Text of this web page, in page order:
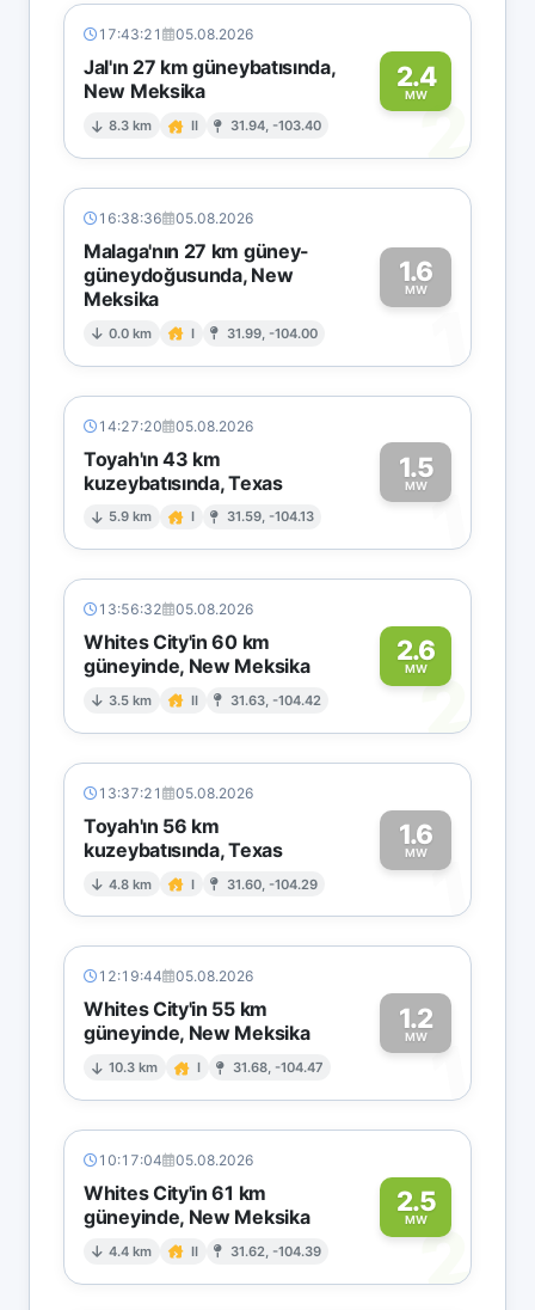
17:43:21 05.08.2026
Jal'ın 27 km güneybatısında,
New Meksika
8.3 km II 31.94, -103.40
2.4
MW2
16:38:36 05.08.2026
Malaga'nın 27 km güney-
güneydoğusunda, New
Meksika
0.0 km I 31.99, -104.00
1.6
MW
1
14:27:20 05.08.2026
Toyah'ın 43 km
kuzeybatısında, Texas
5.9 km I 31.59, -104.13
1.5
MW1
13:56:32 05.08.2026
Whites City'in 60 km
güneyinde, New Meksika
3.5 km II 31.63, -104.42
2.6
MW
2
13:37:21 05.08.2026
Toyah'ın 56 km
kuzeybatısında, Texas
4.8 km I 31.60, -104.29
1.6
MW1
12:19:44 05.08.2026
Whites City'in 55 km
güneyinde, New Meksika
10.3 km I 31.68, -104.47
1.2
MW1
10:17:04 05.08.2026
Whites City'in 61 km
güneyinde, New Meksika
4.4 km II 31.62, -104.39
2.5
MW2